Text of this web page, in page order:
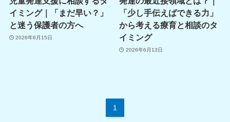
イミング｜「まだ早い？」
と迷う保護者の方へ
2026年6月15日
「少し手伝えばできる力」
から考える療育と相談のタ
イミング
2026年6月13日
1